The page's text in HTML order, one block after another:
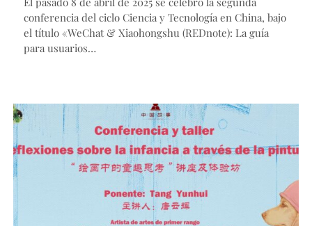
conferencia del ciclo Ciencia y Tecnología en China, bajo
el título «WeChat & Xiaohongshu (REDnote): La guía
para usuarios…